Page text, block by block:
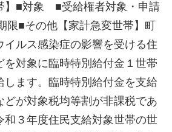
】■対象 ■受給権者対象・申請
限■その他【家計急変世帯】町
イルス感染症の影響を受ける住
を対象に臨時特別給付金１世帯
します。臨時特別給付金を支給
どが対象税均等割が非課税であ
和３年度住民支給対象世帯の世